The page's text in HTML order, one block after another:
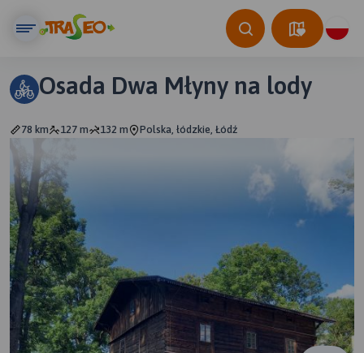
Osada Dwa Młyny na lody
78 km 127 m 132 m Polska, łódzkie, Łódź